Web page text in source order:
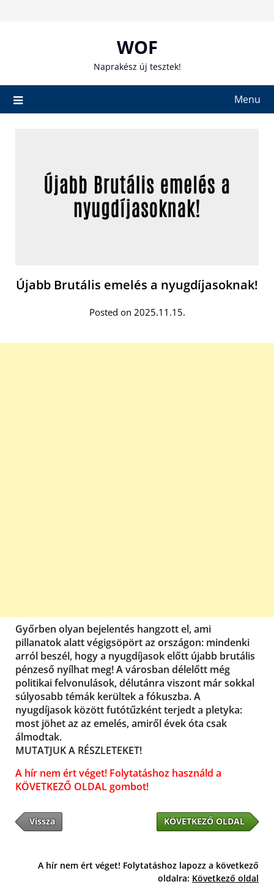
WOF
Naprakész új tesztek!
Menu
Újabb Brutális emelés a nyugdíjasoknak!
Posted on 2025.11.15.
Győrben olyan bejelentés hangzott el, ami
pillanatok alatt végigsöpört az országon: mindenki
arról beszél, hogy a nyugdíjasok előtt újabb brutális
pénzeső nyílhat meg! A városban délelőtt még
politikai felvonulások, délutánra viszont már sokkal
súlyosabb témák kerültek a fókuszba. A
nyugdíjasok között futótűzként terjedt a pletyka:
most jöhet az az emelés, amiről évek óta csak
álmodtak.
MUTATJUK A RÉSZLETEKET!
A hír nem ért véget! Folytatáshoz használd a
KÖVETKEZŐ OLDAL gombot!
Vissza KÖVETKEZŐ OLDAL
A hír nem ért véget! Folytatáshoz lapozz a következő
oldalra: Következő oldal